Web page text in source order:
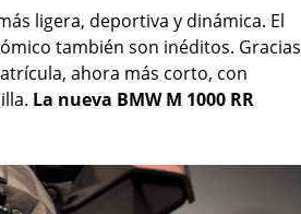
ligera, deportiva y dinámica. El
también son inéditos. Gracias
ahora más corto, con
La nueva BMW M 1000 RR